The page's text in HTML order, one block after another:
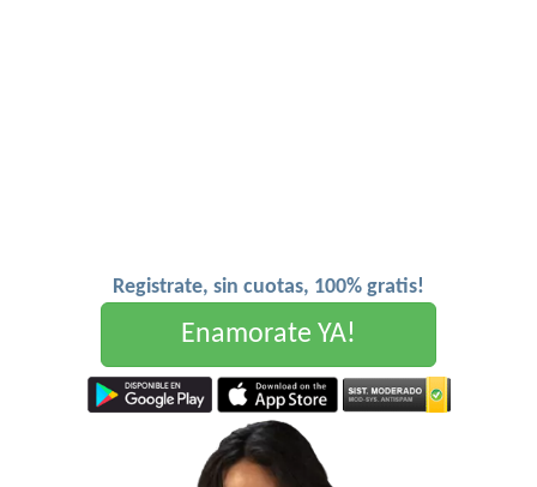
Registrate, sin cuotas, 100% gratis!
Enamorate YA!